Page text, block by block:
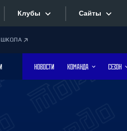
Клубы
Дивизион Боброва
Лада
Сайты
ШКОЛА
НОВОСТИ КОМАНДА СЕЗОН